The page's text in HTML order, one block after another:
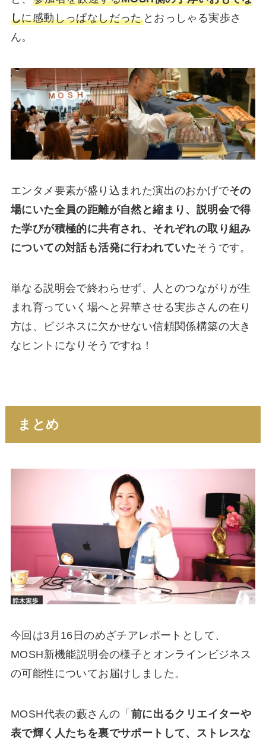
しに感動しっぱなしだったとおっしゃる実歩さ
ん。
エンタメ要素が盛り込まれた演出のおかげでその
場にいた全員の距離が自然と縮まり、説明会で得
た学びが積極的に共有され、それぞれの取り組み
についての対話も活発に行われていたそうです。
単なる説明会で終わらせず、人とのつながりが生
まれ育っていく場へと昇華させる実歩さんの在り
方は、ビジネスに欠かせない信頼関係構築の大き
なヒントになりそうですね！
まとめ
今回は3月16日のめざチアレポートとして、
MOSH新機能説明会の様子とオンラインビジネス
の可能性についてお届けしました。
MOSH代表の藪さんの「 前に出るクリエイターや
表で輝く人たちを裏でサポートして、ストレスな